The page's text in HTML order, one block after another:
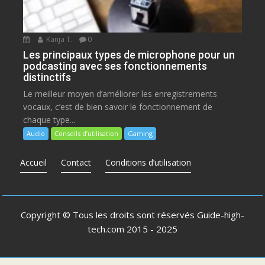
Kanja T. 0
Les principaux types de microphone pour un
podcasting avec ses fonctionnements
distinctifs
Le meilleur moyen d’améliorer les enregistrements
vocaux, c’est de bien savoir le fonctionnement de
chaque type...
Audio Conseils d’utilisation Gaming
Accueil Contact Conditions d’utilisation
Copyright © Tous les droits sont réservés Guide-high-
tech.com 2015 - 2025